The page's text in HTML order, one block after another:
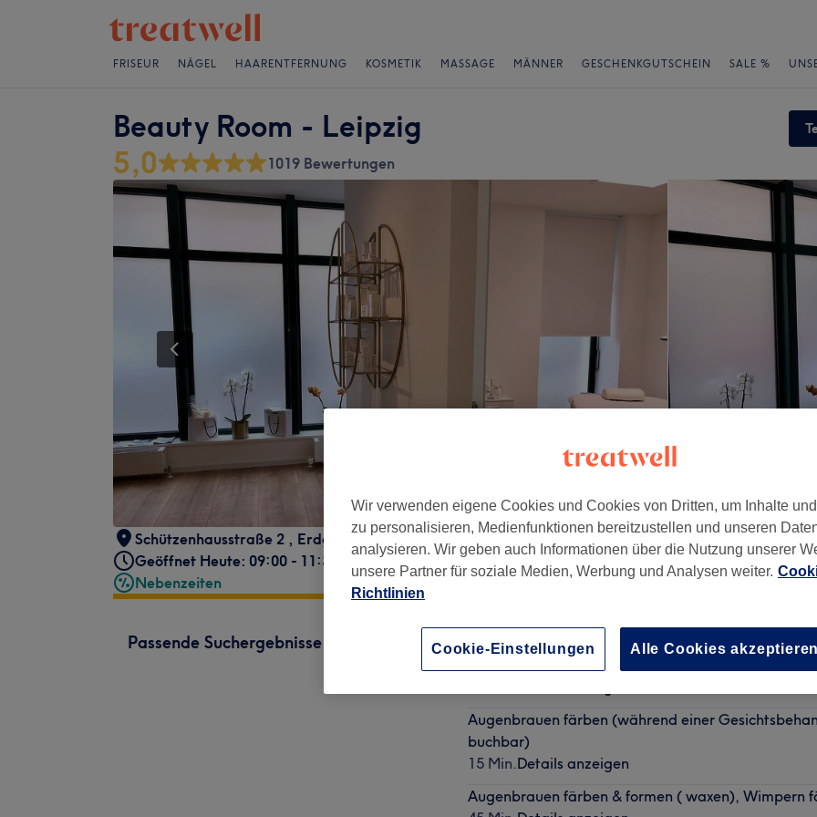
FRISEUR NÄGEL HAARENTFERNUNG KOSMETIK MASSAGE MÄNNER GESCHENKGUTSCHEIN SALE %
Beauty Room - Leipzig
5,0 1019 Bewertungen
Schützenhausstraße 2 , Erdgeschoss links, Leipzig , 04315
Geöffnet Heute: 09:00 - 11:30
Nebenzeiten
Passende Suchergebnisse
Wimpern färben (während einer
Augenbrauen färben (während einer
buchbar)
15 Min.Details anzeigen
Augenbrauen färben & formen ( waxen), Wimpern
Wir verwenden eigene Cookies und Cookies von Dritten, um Inhalte
zu personalisieren, Medienfunktionen bereitzustellen und unseren
analysieren. Wir geben auch Informationen über die Nutzung unserer
unsere Partner für soziale Medien, Werbung und Analysen weiter.
Richtlinien
Cookie-Einstellungen Alle Cookies akzeptieren